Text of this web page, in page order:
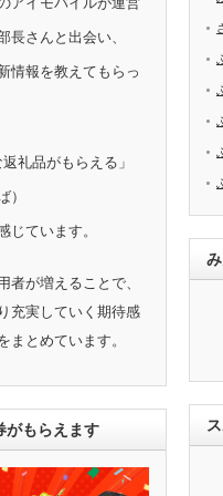
長さんと出会い、
情報を教えてもらっ
礼品がもらえる」
）
じています。
者が増えることで、
充実していく期待感
まとめています。
がもらえます